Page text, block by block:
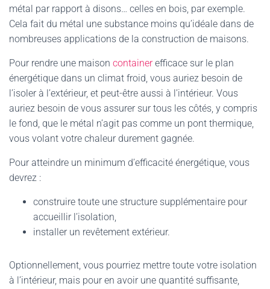
métal par rapport à disons… celles en bois, par exemple.
Cela fait du métal une substance moins qu’idéale dans de
nombreuses applications de la construction de maisons.
Pour rendre une maison containerefficace sur le plan
énergétique dans un climat froid, vous auriez besoin de
l’isoler à l’extérieur, et peut-être aussi à l’intérieur. Vous
auriez besoin de vous assurer sur tous les côtés, y compris
le fond, que le métal n’agit pas comme un pont thermique,
vous volant votre chaleur durement gagnée.
Pour atteindre un minimum d’efficacité énergétique, vous
devrez :
construire toute une structure supplémentaire pour
accueillir l’isolation,
installer un revêtement extérieur.
Optionnellement, vous pourriez mettre toute votre isolation
à l’intérieur, mais pour en avoir une quantité suffisante,